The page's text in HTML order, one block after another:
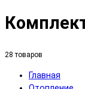
28 товаров
Главная